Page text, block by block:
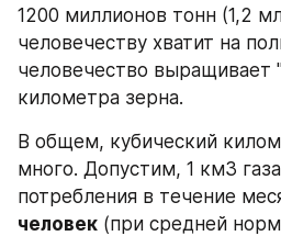
1200 миллионов тонн (1,2
человечеству хватит на
человечество выращивает
километра зерна.
В общем, кубический
много. Допустим, 1 км3
потребления в течение
человек (при средней